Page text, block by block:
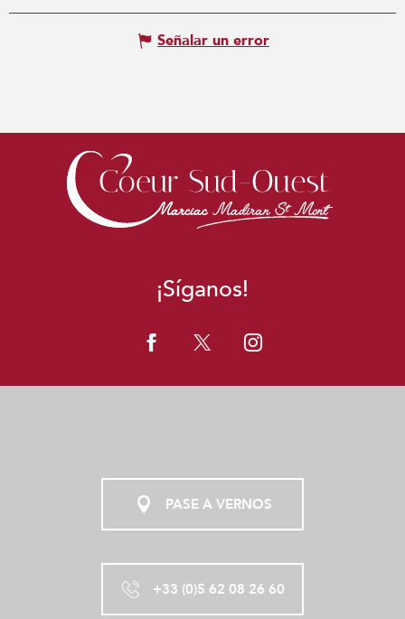
Señalar un error
¡Síganos!
PASE A VERNOS
+33 (0)5 62 08 26 60